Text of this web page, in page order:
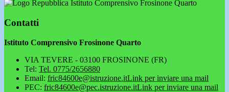
Istituto Comprensivo Frosinone Quarto
Contatti
Istituto Comprensivo Frosinone Quarto
VIA TEVERE - 03100 FROSINONE (FR)
Tel: Tel. 0775/2656880
Email: fric84600e@istruzione.itLink per inviare una mail
PEC: fric84600e@pec.istruzione.itLink per inviare una mail